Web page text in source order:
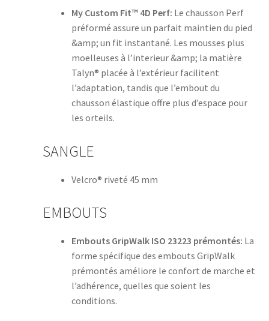
My Custom Fit™ 4D Perf: Le chausson Perf
préformé assure un parfait maintien du pied
&amp; un fit instantané. Les mousses plus
moelleuses à l’interieur &amp; la matière
Talyn® placée à l’extérieur facilitent
l’adaptation, tandis que l’embout du
chausson élastique offre plus d’espace pour
les orteils.
SANGLE
Velcro® riveté 45 mm
EMBOUTS
Embouts GripWalk ISO 23223 prémontés: La
forme spécifique des embouts GripWalk
prémontés améliore le confort de marche et
l’adhérence, quelles que soient les
conditions.